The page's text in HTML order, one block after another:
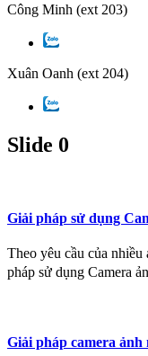
Công Minh (ext 203)
Xuân Oanh (ext 204)
Slide 0
Giải pháp sử dụng
Theo yêu cầu của
pháp sử dụng Camera
Giải pháp camera